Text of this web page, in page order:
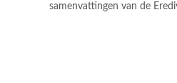
samenvattingen van de